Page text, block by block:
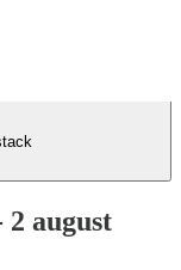
august